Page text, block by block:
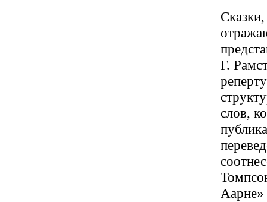
Г.
слов,